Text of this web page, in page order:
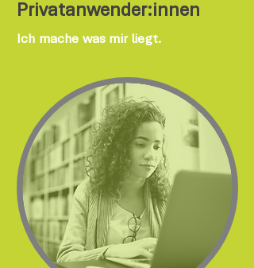
Privatanwender:innen
Ich mache was mir liegt.